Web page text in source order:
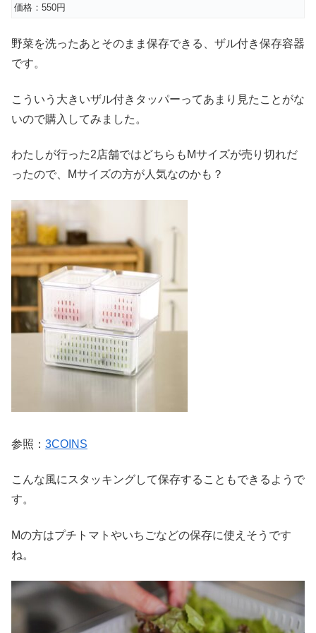
価格：550円
野菜を洗ったあとそのまま保存できる、ザル付き保存容器
です。
こういう大きいザル付きタッパーってあまり見たことがな
いので購入してみました。
わたしが行った2店舗ではどちらもMサイズが売り切れだ
ったので、Mサイズの方が人気なのかも？
参照： 3COINS
こんな風にスタッキングして保存することもできるようで
す。
Mの方はプチトマトやいちごなどの保存に使えそうです
ね。